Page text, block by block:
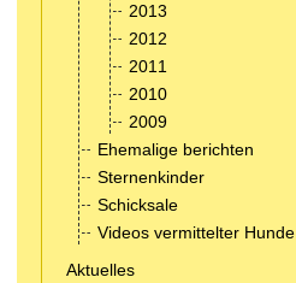
2013
2012
2011
2010
2009
Ehemalige berichten
Sternenkinder
Schicksale
Videos vermittelter Hunde
Aktuelles